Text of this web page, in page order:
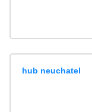
hub neuchatel